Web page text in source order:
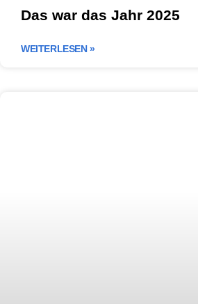
Das war das Jahr 2025
WEITERLESEN »